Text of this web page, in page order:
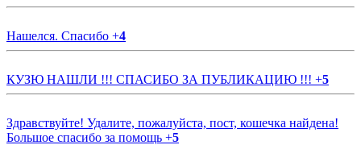
Нашелся. Спасибо +4
КУЗЮ НАШЛИ !!! СПАСИБО ЗА ПУБЛИКАЦИЮ !!! +5
Здравствуйте! Удалите, пожалуйста, пост, кошечка найдена!
Большое спасибо за помощь +5